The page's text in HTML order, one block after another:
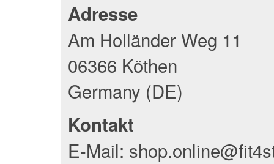
Adresse
Am Holländer Weg 11
06366 Köthen
Germany (DE)
Kontakt
E-Mail: